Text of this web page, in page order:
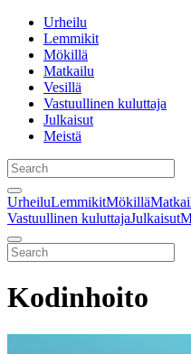
Urheilu
Lemmikit
Mökillä
Matkailu
Vesillä
Vastuullinen kuluttaja
Julkaisut
Meistä
UrheiluLemmikitMökillä
Vastuullinen kuluttajaJulkaisut
Kodinhoito